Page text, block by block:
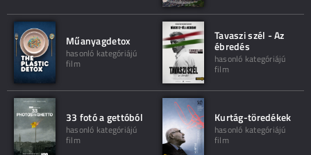
Műanyagdetox
hasonló kategóriájú
film
Tavaszi szél - Az
ébredés
hasonló kategóriájú
film
33 fotó a gettóból
hasonló kategóriájú
film
Kurtág-töredékek
hasonló kategóriájú
film